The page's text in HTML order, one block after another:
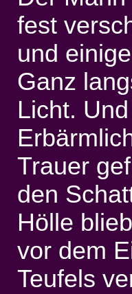
fest
und
Ganz
Licht.
Trauer
den
Hölle
vor dem
Teufels